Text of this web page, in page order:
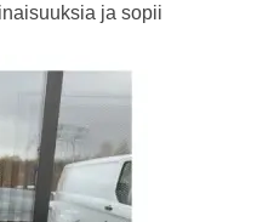
ja sopii